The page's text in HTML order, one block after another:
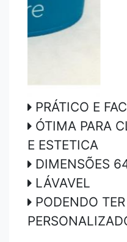
PRÁTICO E
ÓTIMA PARA
E ESTETICA
DIMENSÕES
LÁVAVEL
PODENDO